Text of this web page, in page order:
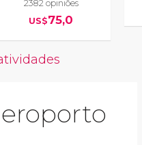
2382 opiniões
US$75,0